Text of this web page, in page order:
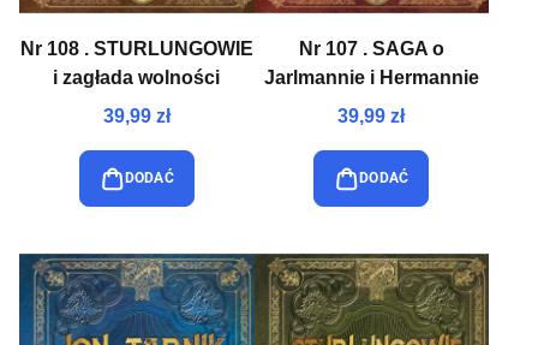
Nr 108 . STURLUNGOWIE
i zagłada wolności
39,99 zł
DODAĆ
Nr 107 . SAGA o
Jarlmannie i Hermannie
39,99 zł
DODAĆ